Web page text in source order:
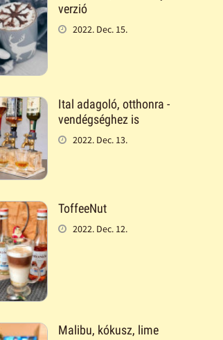
verzió
2022. Dec. 15.
Ital adagoló, otthonra -
vendégséghez is
2022. Dec. 13.
ToffeeNut
2022. Dec. 12.
Malibu, kókusz, lime